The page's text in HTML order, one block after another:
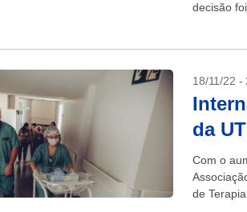
decisão
18/11/22 -
da
Com o
de